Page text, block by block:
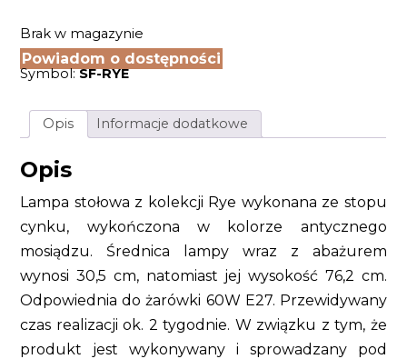
Brak w magazynie
Powiadom o dostępności
Symbol:SF-RYE
Opis Informacje dodatkowe
Opis
Lampa stołowa z kolekcji Rye wykonana ze stopu
cynku, wykończona w kolorze antycznego
mosiądzu. Średnica lampy wraz z abażurem
wynosi 30,5 cm, natomiast jej wysokość 76,2 cm.
Odpowiednia do żarówki 60W E27. Przewidywany
czas realizacji ok. 2 tygodnie. W związku z tym, że
produkt jest wykonywany i sprowadzany pod